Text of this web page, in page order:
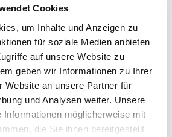
Cookies
um Inhalte und Anzeigen zu
für soziale Medien anbieten
auf unsere Website zu
geben wir Informationen zu Ihrer
Website an unsere Partner für
und Analysen weiter. Unsere
Informationen möglicherweise mit
die Sie ihnen bereitgestellt
Kostenlos
Bürger gebührenfrei. Sie sparen sich
Antwort anfallenden